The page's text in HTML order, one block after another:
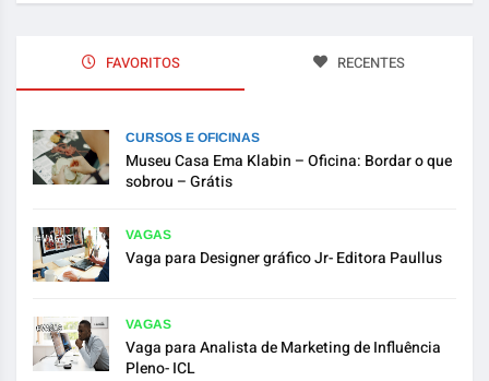
FAVORITOS RECENTES
CURSOS E OFICINAS
Museu Casa Ema Klabin – Oficina: Bordar o que
sobrou – Grátis
VAGAS
Vaga para Designer gráfico Jr- Editora Paullus
VAGAS
Vaga para Analista de Marketing de Influência
Pleno- ICL